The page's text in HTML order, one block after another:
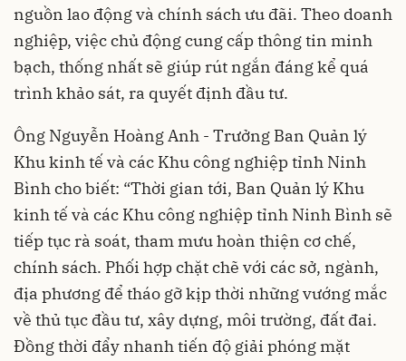
nguồn lao động và chính sách ưu đãi. Theo doanh
nghiệp, việc chủ động cung cấp thông tin minh
bạch, thống nhất sẽ giúp rút ngắn đáng kể quá
trình khảo sát, ra quyết định đầu tư.
Ông Nguyễn Hoàng Anh - Trưởng Ban Quản lý
Khu kinh tế và các Khu công nghiệp tỉnh Ninh
Bình cho biết: “Thời gian tới, Ban Quản lý Khu
kinh tế và các Khu công nghiệp tỉnh Ninh Bình sẽ
tiếp tục rà soát, tham mưu hoàn thiện cơ chế,
chính sách. Phối hợp chặt chẽ với các sở, ngành,
địa phương để tháo gỡ kịp thời những vướng mắc
về thủ tục đầu tư, xây dựng, môi trường, đất đai.
Đồng thời đẩy nhanh tiến độ giải phóng mặt